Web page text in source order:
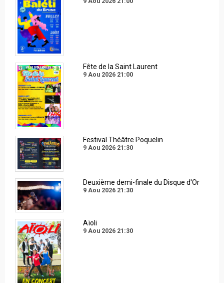
Fête de la Saint Laurent
9 Aou 2026 21:00
Festival Théâtre Poquelin
9 Aou 2026 21:30
Deuxième demi-finale du Disque d'Or
9 Aou 2026 21:30
Aïoli
9 Aou 2026 21:30